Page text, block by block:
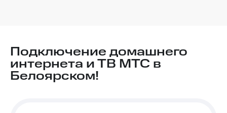
Подключение домашнего
интернета и ТВ МТС в
Белоярском!